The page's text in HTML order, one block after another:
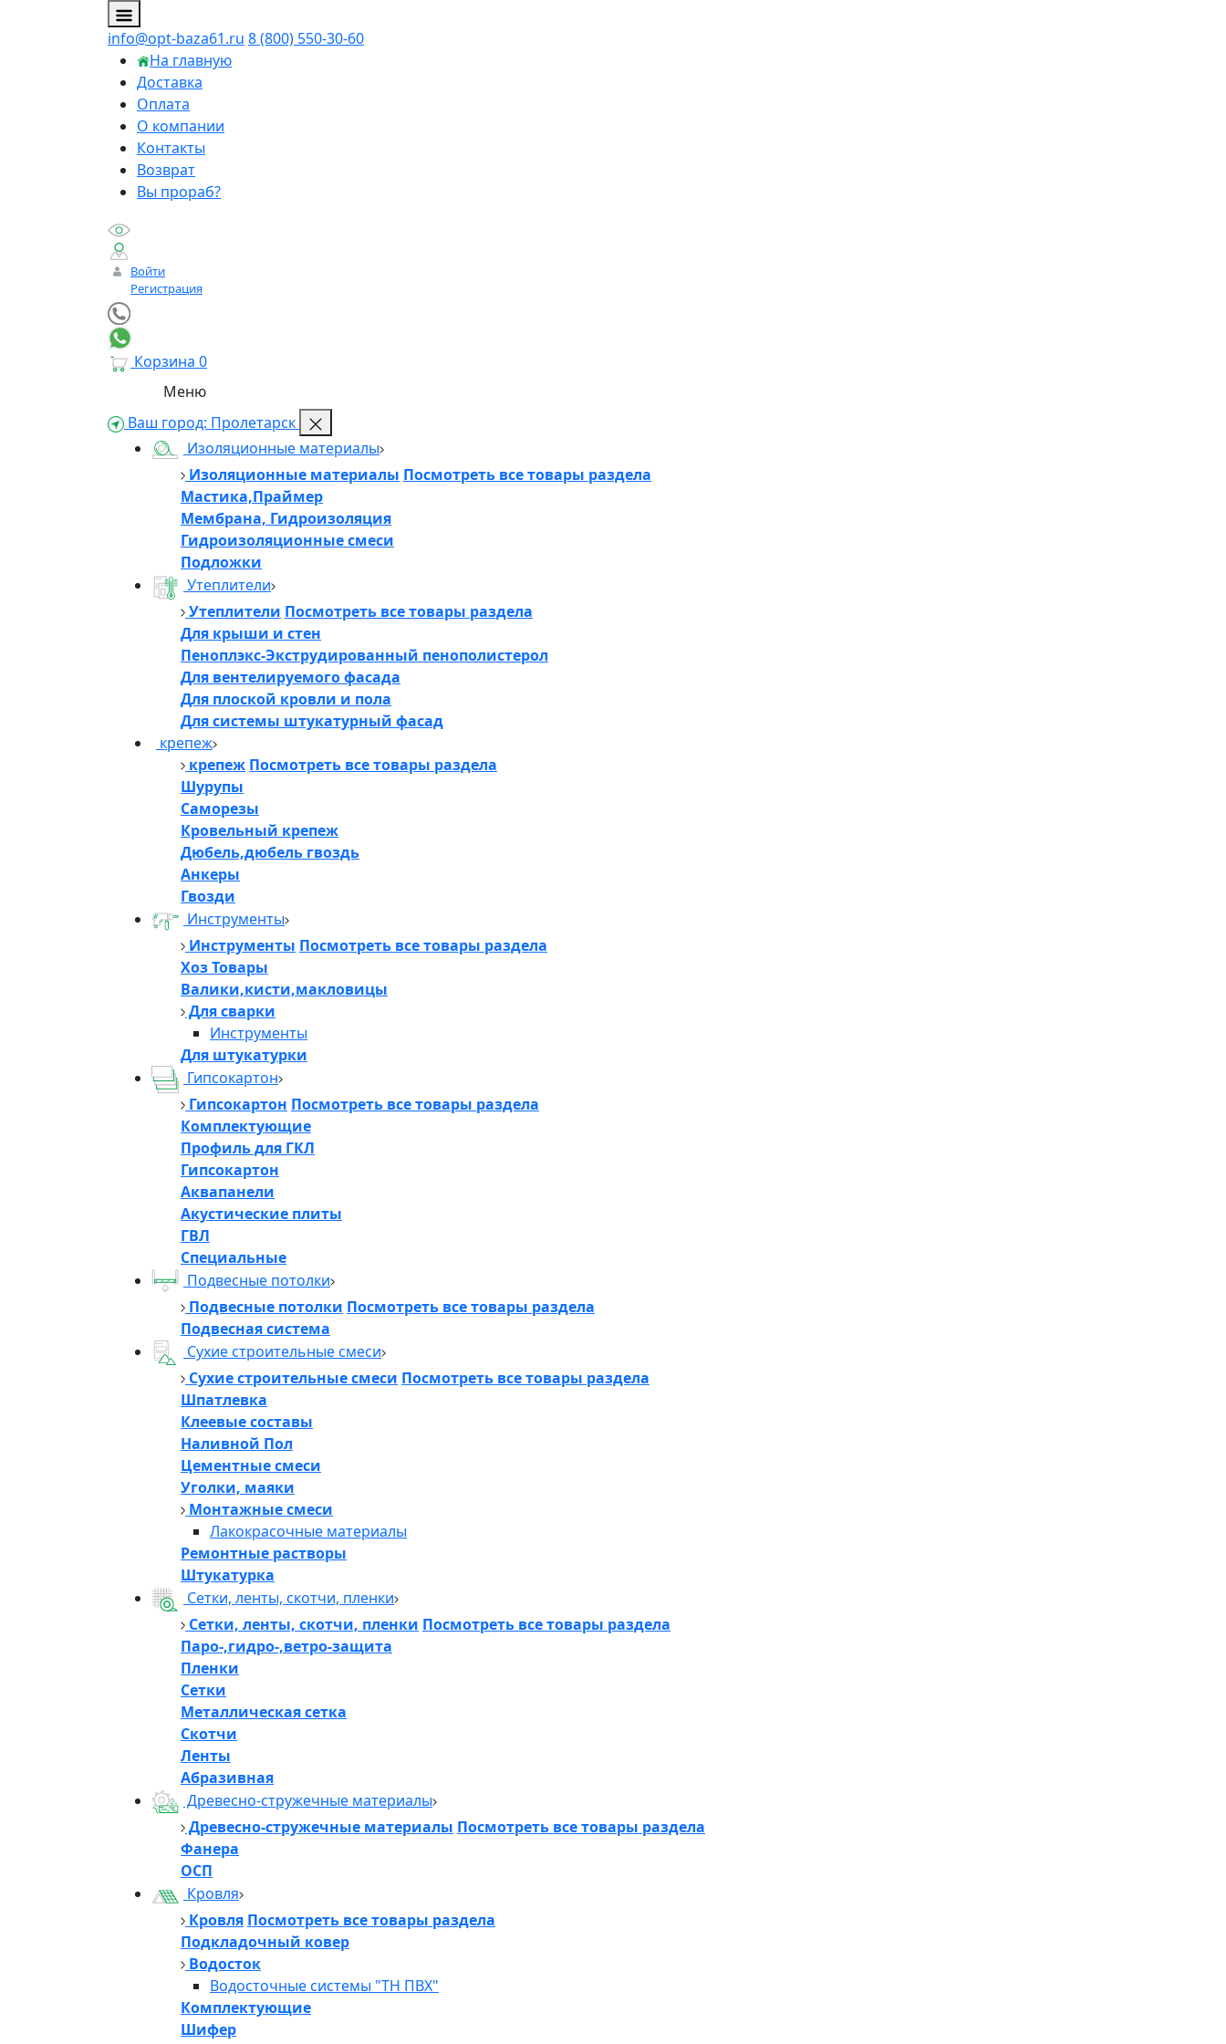
info@opt-baza61.ru 8 (800) 550-30-60
На главную
Доставка
Оплата
О компании
Контакты
Возврат
Вы прораб?
Войти
Регистрация
Корзина 0
Меню
Ваш город: Пролетарск
Изоляционные материалы
Изоляционные материалы Посмотреть все товары раздела
Мастика,Праймер
Мембрана, Гидроизоляция
Гидроизоляционные смеси
Подложки
Утеплители
Утеплители Посмотреть все товары раздела
Для крыши и стен
Пеноплэкс-Экструдированный пенополистерол
Для вентелируемого фасада
Для плоской кровли и пола
Для системы штукатурный фасад
крепеж
крепеж Посмотреть все товары раздела
Шурупы
Саморезы
Кровельный крепеж
Дюбель,дюбель гвоздь
Анкеры
Гвозди
Инструменты
Инструменты Посмотреть все товары раздела
Хоз Товары
Валики,кисти,макловицы
Для сварки
Инструменты
Для штукатурки
Гипсокартон
Гипсокартон Посмотреть все товары раздела
Комплектующие
Профиль для ГКЛ
Гипсокартон
Аквапанели
Акустические плиты
ГВЛ
Специальные
Подвесные потолки
Подвесные потолки Посмотреть все товары раздела
Подвесная система
Сухие строительные смеси
Сухие строительные смеси Посмотреть все товары раздела
Шпатлевка
Клеевые составы
Наливной Пол
Цементные смеси
Уголки, маяки
Монтажные смеси
Лакокрасочные материалы
Ремонтные растворы
Штукатурка
Сетки, ленты, скотчи, пленки
Сетки, ленты, скотчи, пленки Посмотреть все товары раздела
Паро-,гидро-,ветро-защита
Пленки
Сетки
Металлическая сетка
Скотчи
Ленты
Абразивная
Древесно-стружечные материалы
Древесно-стружечные материалы Посмотреть все товары раздела
Фанера
ОСП
Кровля
Кровля Посмотреть все товары раздела
Подкладочный ковер
Водосток
Водосточные системы "ТН ПВХ"
Комплектующие
Шифер